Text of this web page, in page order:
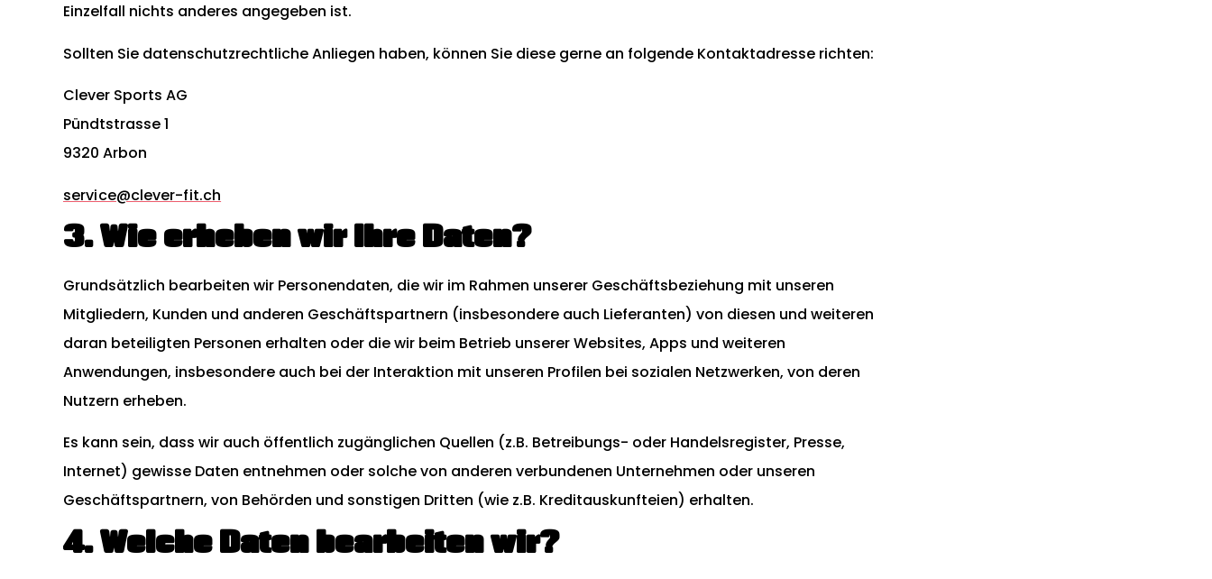
Einzelfall nichts anderes angegeben ist.
Sollten Sie datenschutzrechtliche Anliegen haben, können Sie diese gerne an folgende Kontaktadresse richten:
Clever Sports AG
Pündtstrasse 1
9320 Arbon
service@clever-fit.ch
3. Wie erheben wir Ihre Daten?
Grundsätzlich bearbeiten wir Personendaten, die wir im Rahmen unserer Geschäftsbeziehung mit unseren
Mitgliedern, Kunden und anderen Geschäftspartnern (insbesondere auch Lieferanten) von diesen und weiteren
daran beteiligten Personen erhalten oder die wir beim Betrieb unserer Websites, Apps und weiteren
Anwendungen, insbesondere auch bei der Interaktion mit unseren Profilen bei sozialen Netzwerken, von deren
Nutzern erheben.
Es kann sein, dass wir auch öffentlich zugänglichen Quellen (z.B. Betreibungs- oder Handelsregister, Presse,
Internet) gewisse Daten entnehmen oder solche von anderen verbundenen Unternehmen oder unseren
Geschäftspartnern, von Behörden und sonstigen Dritten (wie z.B. Kreditauskunfteien) erhalten.
4. Welche Daten bearbeiten wir?